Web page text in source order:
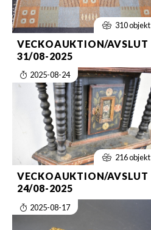
310 objekt
VECKOAUKTION/AVSLUT
31/08-2025
2025-08-24
216 objekt
VECKOAUKTION/AVSLUT
24/08-2025
2025-08-17